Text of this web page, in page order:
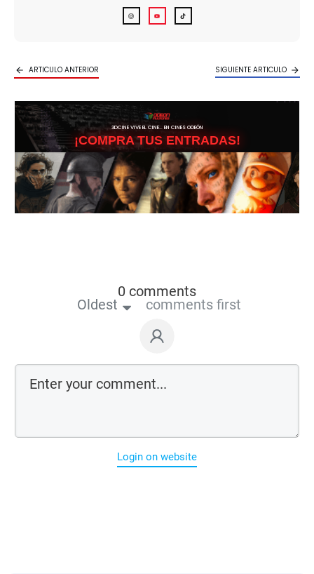
ARTICULO ANTERIOR SIGUIENTE ARTICULO
3DCINE VIVE EL CINE… EN CINES ODEÓN
¡COMPRA TUS ENTRADAS!
0 comments
Oldest comments first
Login on website